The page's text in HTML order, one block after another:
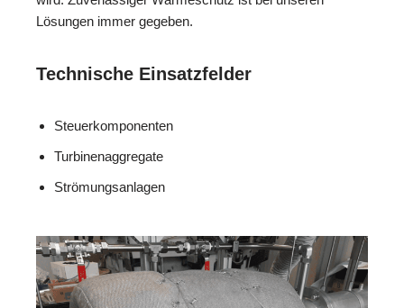
Lösungen immer gegeben.
Technische Einsatzfelder
Steuerkomponenten
Turbinenaggregate
Strömungsanlagen